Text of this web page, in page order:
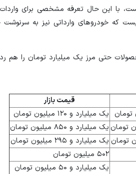
دیگر اعلام شده که سقف واردات خودرو ۲۰ هزار یورو است، با این حال
خودروهای وارداتی نیز به سرنوشت
حتی مرز یک میلیارد تومان را هم
قیمت بازار
یک میلیارد و ۱۲۰ میلیون تومان
یک میلیارد و ۸۵۰ میلیون تومان
یک میلیارد و ۲۹۵ میلیون تومان
۵۰۲ میلیون تومان
یک میلیارد و ۵۰ میلیون تومان